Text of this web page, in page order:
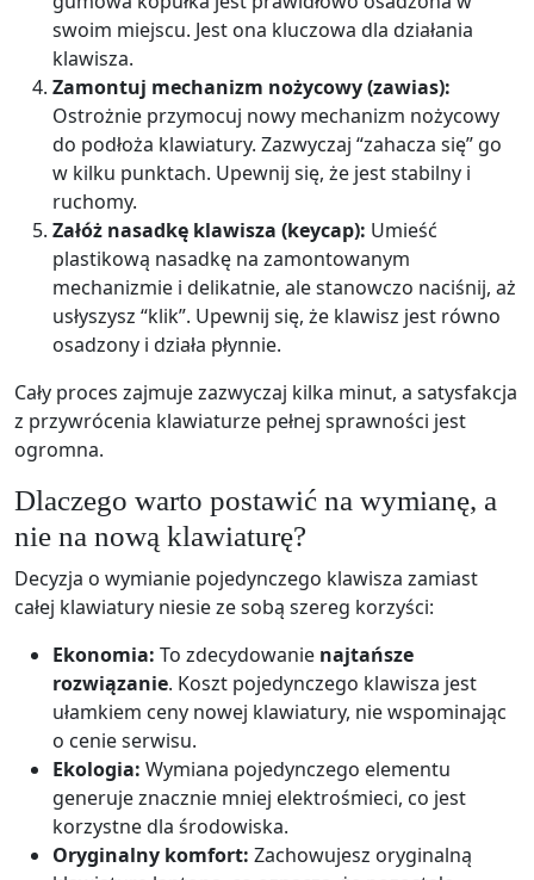
swoim miejscu. Jest ona kluczowa dla działania
klawisza.
Zamontuj mechanizm nożycowy (zawias):
Ostrożnie przymocuj nowy mechanizm nożycowy
do podłoża klawiatury. Zazwyczaj “zahacza się” go
w kilku punktach. Upewnij się, że jest stabilny i
ruchomy.
Załóż nasadkę klawisza (keycap): Umieść
plastikową nasadkę na zamontowanym
mechanizmie i delikatnie, ale stanowczo naciśnij, aż
usłyszysz “klik”. Upewnij się, że klawisz jest równo
osadzony i działa płynnie.
Cały proces zajmuje zazwyczaj kilka minut, a satysfakcja
z przywrócenia klawiaturze pełnej sprawności jest
ogromna.
Dlaczego warto postawić na wymianę, a
nie na nową klawiaturę?
Decyzja o wymianie pojedynczego klawisza zamiast
całej klawiatury niesie ze sobą szereg korzyści:
Ekonomia: To zdecydowanie najtańsze
rozwiązanie. Koszt pojedynczego klawisza jest
ułamkiem ceny nowej klawiatury, nie wspominając
o cenie serwisu.
Ekologia: Wymiana pojedynczego elementu
generuje znacznie mniej elektrośmieci, co jest
korzystne dla środowiska.
Oryginalny komfort: Zachowujesz oryginalną